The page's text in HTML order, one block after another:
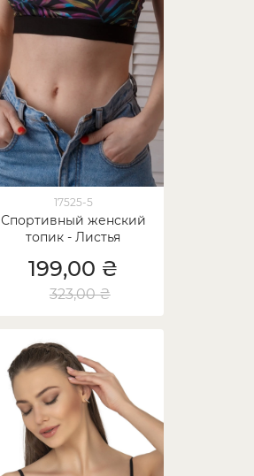
17525-5
Спортивный женский
топик - Листья
199,00 ₴
323,00 ₴